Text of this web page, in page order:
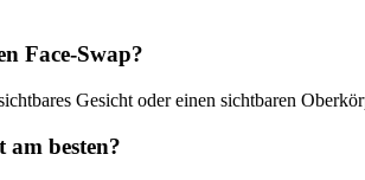
Face-Swap?
Gesicht oder einen sichtbaren
besten?